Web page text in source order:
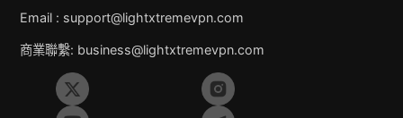
Email : support@lightxtremevpn.com
商業聯繫: business@lightxtremevpn.com